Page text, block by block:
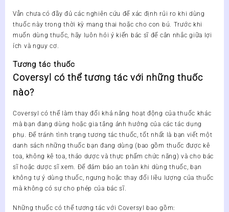
Vẫn chưa có đầy đủ các nghiên cứu để xác định rủi ro khi dùng
thuốc này trong thời kỳ mang thai hoặc cho con bú. Trước khi
muốn dùng thuốc, hãy luôn hỏi ý kiến bác sĩ để cân nhắc giữa lợi
ích và nguy cơ.
Tương tác thuốc
Coversyl có thể tương tác với những thuốc
nào?
Coversyl có thể làm thay đổi khả năng hoạt động của thuốc khác
mà bạn đang dùng hoặc gia tăng ảnh hưởng của các tác dụng
phụ. Để tránh tình trạng tương tác thuốc, tốt nhất là bạn viết một
danh sách những thuốc bạn đang dùng (bao gồm thuốc được kê
toa, không kê toa, thảo dược và thực phẩm chức năng) và cho bác
sĩ hoặc dược sĩ xem. Để đảm bảo an toàn khi dùng thuốc, bạn
không tự ý dùng thuốc, ngưng hoặc thay đổi liều lượng của thuốc
mà không có sự cho phép của bác sĩ.
Những thuốc có thể tương tác với Coversyl bao gồm: